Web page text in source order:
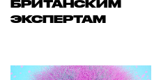
БРИТАНСКИМ
ЭКСПЕРТАМ